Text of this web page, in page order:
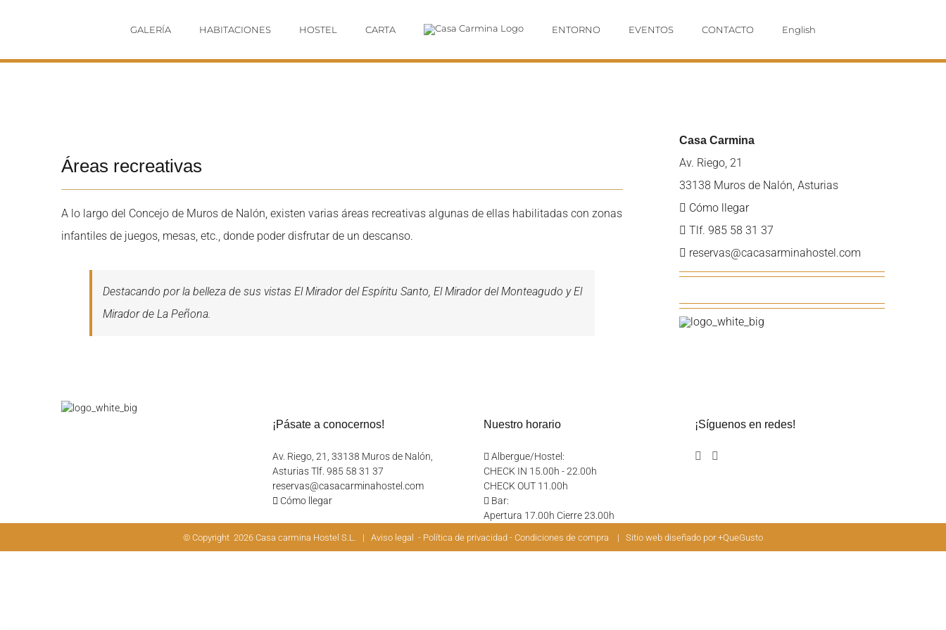
GALERÍA HABITACIONES HOSTEL CARTA ENTORNO EVENTOS CONTACTO English
Larger
Áreas recreativas
A lo largo del Concejo de Muros de Nalón, existen varias áreas recreativas algunas de ellas habilitadas con zonas
infantiles de juegos, mesas, etc., donde poder disfrutar de un descanso.
Destacando por la belleza de sus vistas El Mirador del Espíritu Santo, El Mirador del Monteagudo y El
Mirador de La Peñona.
Casa Carmina
Av. Riego, 21
33138 Muros de Nalón, Asturias
Cómo llegar
Tlf. 985 58 31 37
reservas@cacasarminahostel.com
¡Pásate a conocernos!
Av. Riego, 21, 33138 Muros de Nalón,
Asturias Tlf. 985 58 31 37
reservas@casacarminahostel.com
Cómo llegar
Nuestro horario
Albergue/Hostel:
CHECK IN 15.00h - 22.00h
CHECK OUT 11.00h
Bar:
Apertura 17.00h Cierre 23.00h
¡Síguenos en redes!
© Copyright 2026 Casa carmina Hostel S.L. | Aviso legal - Política de privacidad - Condiciones de compra | Sitio web diseñado por+QueGusto